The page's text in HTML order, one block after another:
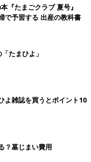
『たまごクラブ 夏号』
で予習する 出産の教科書
たまひよ」
よ雑誌を買うとポイント10
？墓じまい費用